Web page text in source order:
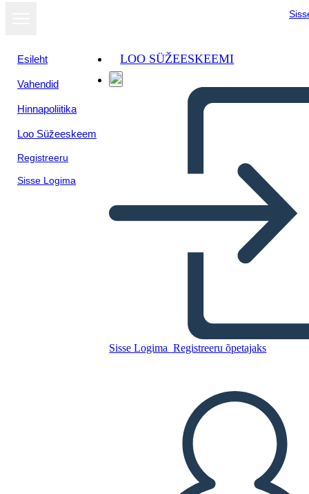
Esileht
Vahendid
Hinnapoliitika
Loo Süžeeskeem
Registreeru
Sisse Logima
LOO SÜŽEESKEEMI
Sisse Logima Registreeru õpetajaks
Sertifikaadid 4BW
Kopeerige see süžeeskeemid
LUUA STORYBOARD
ESITA SLAIDIESITLUST
LOE MULLE